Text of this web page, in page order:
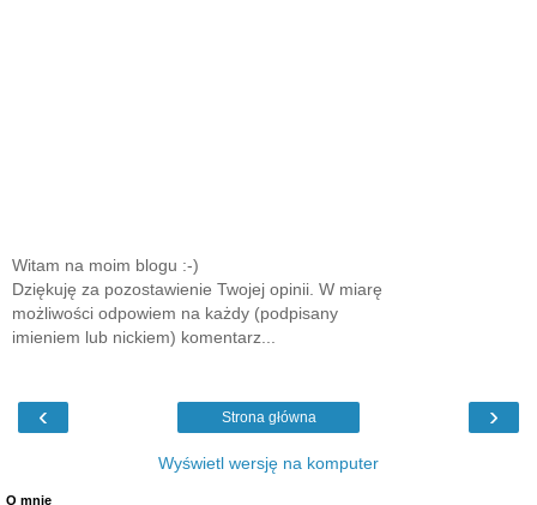
Witam na moim blogu :-)
Dziękuję za pozostawienie Twojej opinii. W miarę
możliwości odpowiem na każdy (podpisany
imieniem lub nickiem) komentarz...
‹ ›
Strona główna
Wyświetl wersję na komputer
O mnie